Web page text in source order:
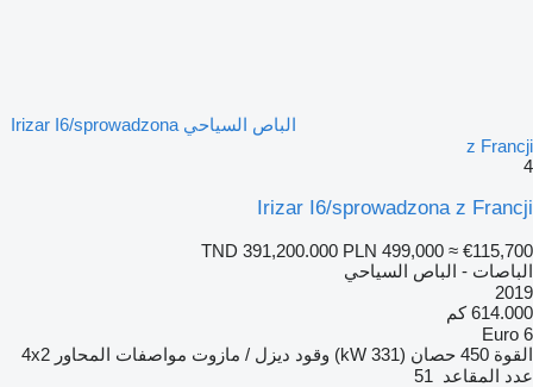
الباص السياحي Irizar I6/sprowadzona
z Francji
4
Irizar I6/sprowadzona z Francji
TND 391,200.000 PLN 499,000 ≈ €115,700
الباصات - الباص السياحي
2019
614.000 كم
Euro 6
القوة 450 حصان (331 kW) وقود ديزل / مازوت مواصفات المحاور 4x2
عدد المقاعد 51